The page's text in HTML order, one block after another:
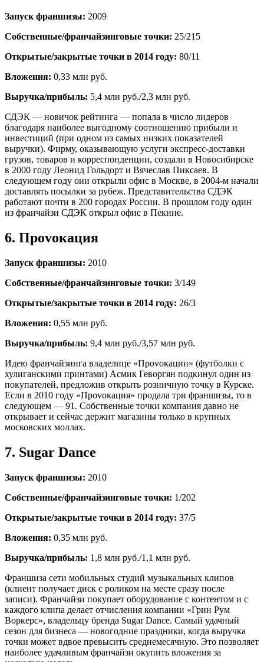
Запуск франшизы: 2009
Собственные/франчайзинговые точки: 25/215
Открытые/закрытые точки в 2014 году: 80/11
Вложения: 0,33 млн руб.
Выручка/прибыль: 5,4 млн руб./2,3 млн руб.
СДЭК — новичок рейтинга — попала в число лидеров
благодаря наиболее выгодному соотношению прибыли и
инвестиций (при одном из самых низких показателей
выручки). Фирму, оказывающую услуги экспресс-доставки
грузов, товаров и корреспонденции, создали в Новосибирске
в 2000 году Леонид Гольдорт и Вячеслав Пиксаев. В
следующем году они открыли офис в Москве, в 2004-м начали
доставлять посылки за рубеж. Представительства СДЭК
работают почти в 200 городах России. В прошлом году один
из франчайзи СДЭК открыл офис в Пекине.
6. Проvокация
Запуск франшизы: 2010
Собственные/франчайзинговые точки: 3/149
Открытые/закрытые точки в 2014 году: 26/3
Вложения: 0,55 млн руб.
Выручка/прибыль: 9,4 млн руб./3,57 млн руб.
Идею франчайзинга владелице «Проvокации» (футболки с
хулиганскими принтами) Асмик Геворгян подкинул один из
покупателей, предложив открыть розничную точку в Курске.
Если в 2010 году «Проvокация» продала три франшизы, то в
следующем — 91. Собственные точки компания давно не
открывает и сейчас держит магазины только в крупных
московских моллах.
7. Sugar Dance
Запуск франшизы: 2010
Собственные/франчайзинговые точки: 1/202
Открытые/закрытые точки в 2014 году: 37/5
Вложения: 0,35 млн руб.
Выручка/прибыль: 1,8 млн руб./1,1 млн руб.
Франшиза сети мобильных студий музыкальных клипов
(клиент получает диск с роликом на месте сразу после
записи). Франчайзи покупает оборудование с контентом и с
каждого клипа делает отчисления компании «Грин Рум
Воркерс», владельцу бренда Sugar Dance. Самый удачный
сезон для бизнеса — новогодние праздники, когда выручка
точки может вдвое превысить среднемесячную. Это позволяет
наиболее удачливым франчайзи окупить вложения за